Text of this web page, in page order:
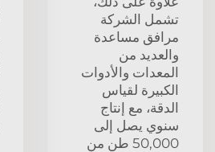
تشمل الشركة
مرافق مساعدة
والعديد من
المعدات والأدوات
الكبيرة لقياس
الدقة، مع إنتاج
سنوي يصل إلى
50,000 طن من